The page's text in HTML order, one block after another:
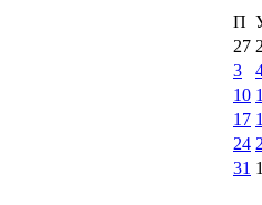
П
27
3
10
17
24
31